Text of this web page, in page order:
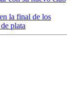
la final de los
plata